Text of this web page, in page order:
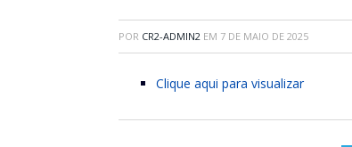
POR CR2-ADMIN2 EM 7 DE MAIO DE 2025
Clique aqui para visualizar